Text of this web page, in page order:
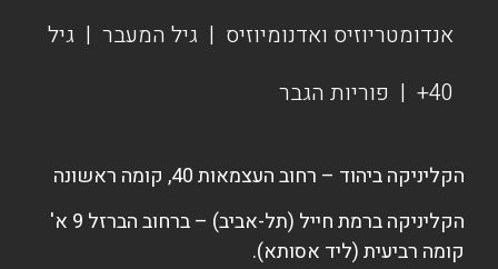
אנדומטריוזיס ואדנומיוזיס | גיל המעבר | גיל
40+
| פוריות הגבר
הקליניקה ביהוד – רחוב העצמאות 40, קומה ראשונה
הקליניקה ברמת חייל (תל-אביב) – ברחוב הברזל 9 א'
קומה רביעית (ליד אסותא).